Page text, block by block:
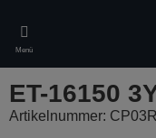
main
content
Menü
ET-16150
Artikelnummer: